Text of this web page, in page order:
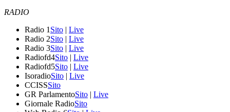
RADIO
Radio 1 Sito | Live
Radio 2Sito | Live
Radio 3Sito | Live
Radiofd4Sito | Live
Radiofd5Sito | Live
IsoradioSito | Live
CCISSSito
GR ParlamentoSito | Live
Giornale RadioSito